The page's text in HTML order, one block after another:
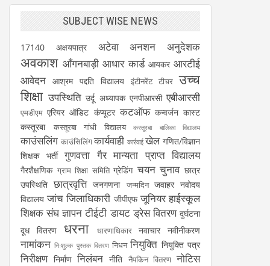
SUBJECT WISE NEWS
17140 अक्षयपात्र अटेवा अनशन अनुदेशक
अवकाश आँगनबाड़ी आधार कार्ड आयकर आरटीई
आवेदन आश्रम पद्दति विद्यालय इंटीनरेंट टीचर उच्च
शिक्षा उपस्थिति उर्दू अध्यापक एनपीआरसी एबीआरसी
एमडीएम एरियर ऑडिट कंप्यूटर कटऑफ कन्वर्जन कास्ट
कस्तूरबा
कस्तूरबा गांधी विद्यालय कस्तूरबा बालिका विद्यालय
काउंसलिंग काउंसिलिंग कार्यवाही कार्रवाई खेल गणित/विज्ञान
शिक्षक भर्ती
गुणवत्ता गैर मान्यता प्राप्त विद्यालय
गैरशैक्षणिक ग्राम शिक्षा समिति ग्रेडिंग चयन चुनाव छात्र
उपस्थिति छात्रवृत्ति जनगणना जन्मदिन जवाहर नवोदय
विद्यालय जांच जिलाधिकारी जीपीएफ जूनियर हाईस्कूल
शिक्षक संघ ज्ञापन टीईटी डायट ड्रेस वितरण दुर्घटना
दूध वितरण
धरना धारणाधिकार नवाचार नवीनीकरण
नामांकन निःशुल्क पुस्तक वितरण निधन नियुक्ति नियुक्ति पत्र
निरीक्षण निर्माण निलंबन नीति नैपकिन वितरण नोटिस